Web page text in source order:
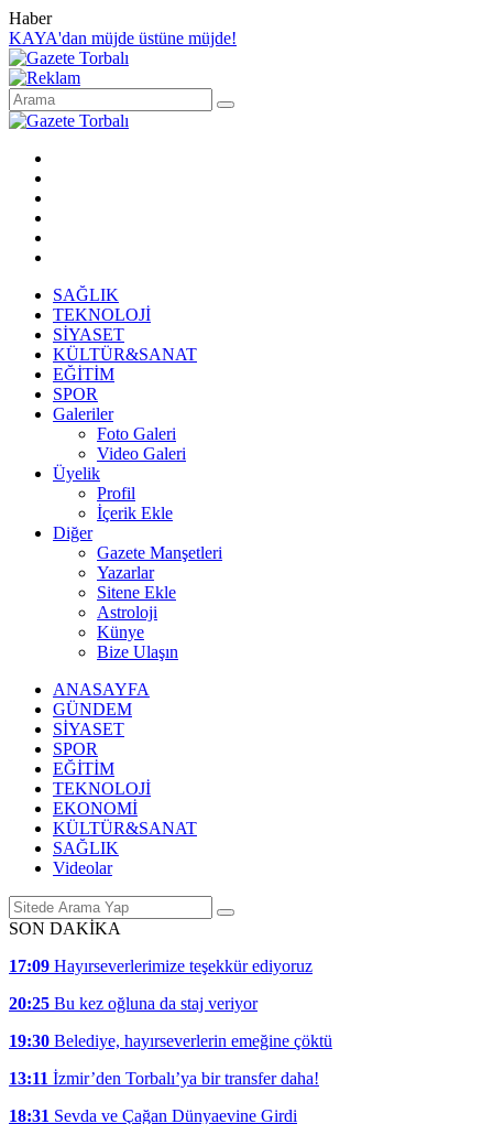
Haber
KAYA'dan müjde üstüne müjde!
SAĞLIK
TEKNOLOJİ
SİYASET
KÜLTÜR&SANAT
EĞİTİM
SPOR
Galeriler
Foto Galeri
Video Galeri
Üyelik
Profil
İçerik Ekle
Diğer
Gazete Manşetleri
Yazarlar
Sitene Ekle
Astroloji
Künye
Bize Ulaşın
ANASAYFA
GÜNDEM
SİYASET
SPOR
EĞİTİM
TEKNOLOJİ
EKONOMİ
KÜLTÜR&SANAT
SAĞLIK
Videolar
SON DAKİKA
17:09 Hayırseverlerimize teşekkür ediyoruz
20:25 Bu kez oğluna da staj veriyor
19:30 Belediye, hayırseverlerin emeğine çöktü
13:11 İzmir’den Torbalı’ya bir transfer daha!
18:31 Sevda ve Çağan Dünyaevine Girdi